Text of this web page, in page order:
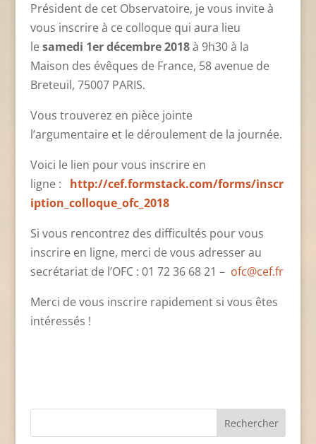
Président de cet Observatoire, je vous invite à
vous inscrire à ce colloque qui aura lieu
lesamedi 1er décembre 2018à 9h30 à la
Maison des évêques de France, 58 avenue de
Breteuil, 75007 PARIS.
Vous trouverez en pièce jointe
l’argumentaire et le déroulement de la journée.
Voici le lien pour vous inscrire en
ligne : http://cef.formstack.com/forms/inscr
iption_colloque_ofc_2018
Si vous rencontrez des difficultés pour vous
inscrire en ligne, merci de vous adresser au
secrétariat de l’OFC : 01 72 36 68 21 – ofc@cef.fr
Merci de vous inscrire rapidement si vous êtes
intéressés !